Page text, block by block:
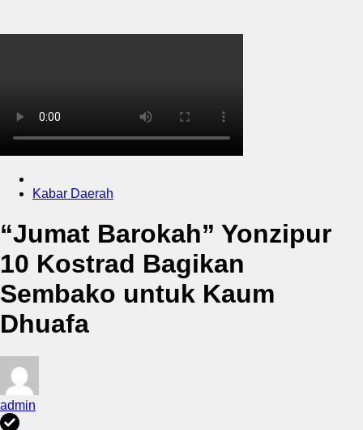
Kabar Daerah
“Jumat Barokah” Yonzipur
10 Kostrad Bagikan
Sembako untuk Kaum
Dhuafa
admin